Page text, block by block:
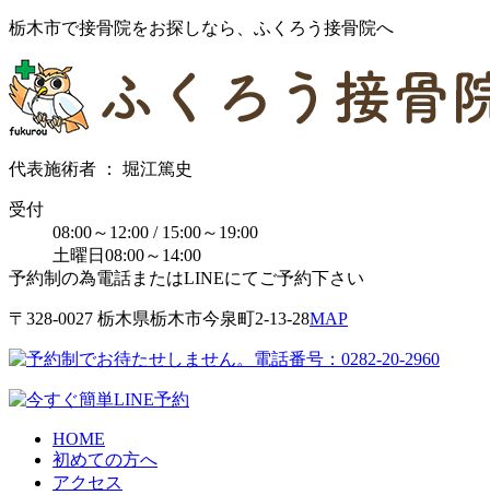
栃木市で接骨院をお探しなら、ふくろう接骨院へ
代表施術者 ： 堀江篤史
受付
08:00～12:00 / 15:00～19:00
土曜日08:00～14:00
予約制の為電話またはLINEにてご予約下さい
〒328-0027 栃⽊県栃⽊市今泉町2-13-28MAP
HOME
初めての方へ
アクセス